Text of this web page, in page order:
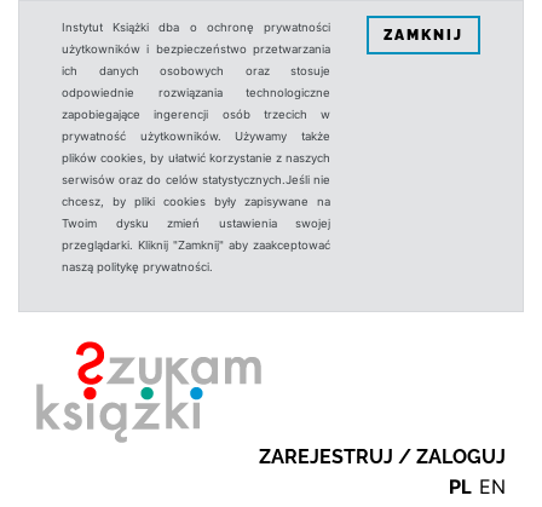
Instytut Książki dba o ochronę prywatności
użytkowników i bezpieczeństwo przetwarzania
ich danych osobowych oraz stosuje
odpowiednie rozwiązania technologiczne
zapobiegające ingerencji osób trzecich w
prywatność użytkowników. Używamy także
plików cookies, by ułatwić korzystanie z naszych
serwisów oraz do celów statystycznych.Jeśli nie
chcesz, by pliki cookies były zapisywane na
Twoim dysku zmień ustawienia swojej
przeglądarki. Kliknij "Zamknij" aby zaakceptować
naszą politykę prywatności.
ZAMKNIJ
ZAREJESTRUJ / ZALOGUJ
PL EN